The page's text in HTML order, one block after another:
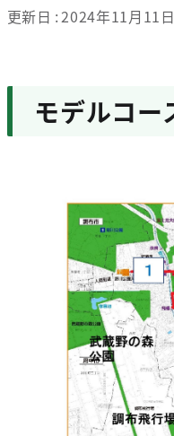
更新日 2024年11月11日
モデルコ